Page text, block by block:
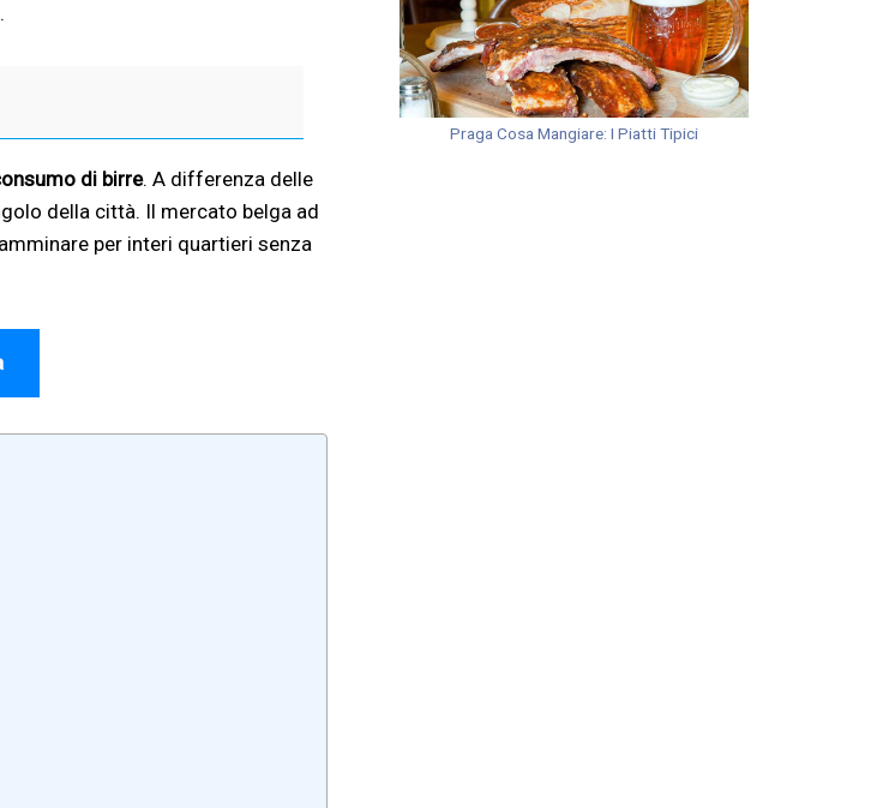
di birre. A differenza delle
della città. Il mercato belga ad
per interi quartieri senza
Praga Cosa Mangiare: I Piatti Tipici